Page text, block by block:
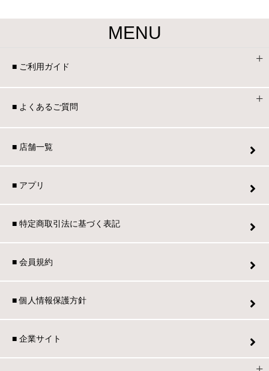
MENU
■ ご利用ガイド
■ よくあるご質問
■ 店舗一覧
■ アプリ
■ 特定商取引法に基づく表記
■ 会員規約
■ 個人情報保護方針
■ 企業サイト